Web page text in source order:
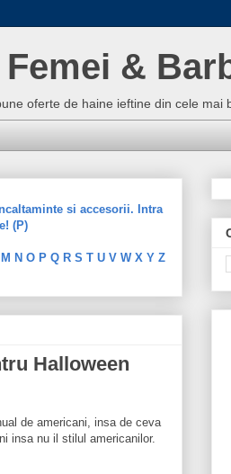
&
oferte de haine ieftine din cele mai
si accesorii. Intra
(P)
N O P Q R S T U V W X Y Z
Halloween
de americani, insa de ceva
insa nu il stilul americanilor.